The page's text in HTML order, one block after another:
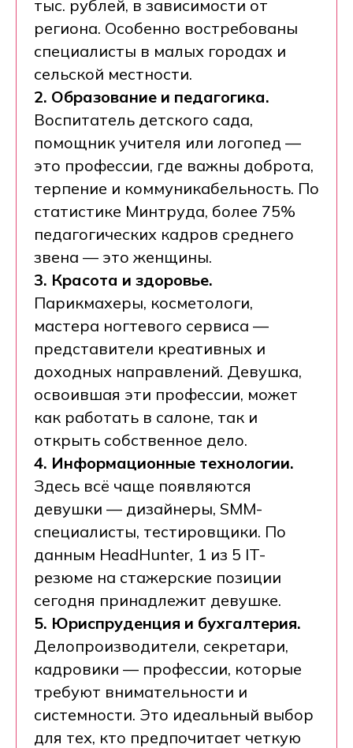
тыс. рублей, в зависимости от
региона. Особенно востребованы
специалисты в малых городах и
сельской местности.
2. Образование и педагогика.
Воспитатель детского сада,
помощник учителя или логопед —
это профессии, где важны доброта,
терпение и коммуникабельность. По
статистике Минтруда, более 75%
педагогических кадров среднего
звена — это женщины.
3. Красота и здоровье.
Парикмахеры, косметологи,
мастера ногтевого сервиса —
представители креативных и
доходных направлений. Девушка,
освоившая эти профессии, может
как работать в салоне, так и
открыть собственное дело.
4. Информационные технологии.
Здесь всё чаще появляются
девушки — дизайнеры, SMM-
специалисты, тестировщики. По
данным HeadHunter, 1 из 5 IT-
резюме на стажерские позиции
сегодня принадлежит девушке.
5. Юриспруденция и бухгалтерия.
Делопроизводители, секретари,
кадровики — профессии, которые
требуют внимательности и
системности. Это идеальный выбор
для тех, кто предпочитает четкую